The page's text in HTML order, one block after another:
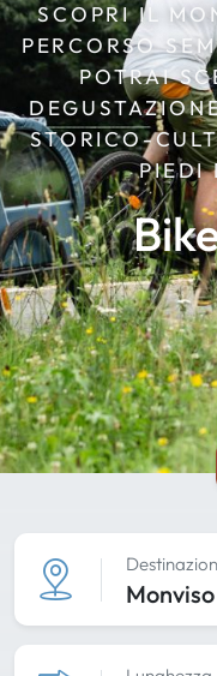
SCOPRI IL
PERCORSO
POTRAI
STORICO-
PIEDI
Monviso